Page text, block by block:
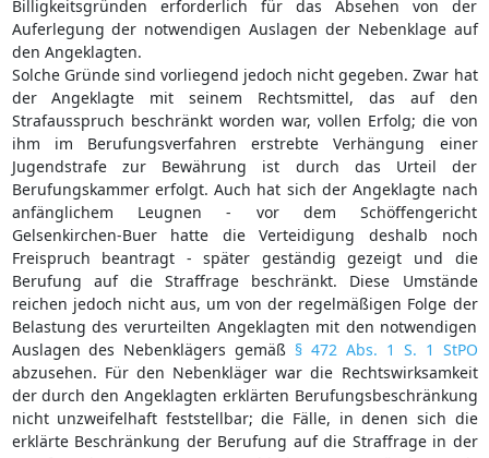
Billigkeitsgründen erforderlich für das Absehen von der
Auferlegung der notwendigen Auslagen der Nebenklage auf
den Angeklagten.
Solche Gründe sind vorliegend jedoch nicht gegeben. Zwar hat
der Angeklagte mit seinem Rechtsmittel, das auf den
Strafausspruch beschränkt worden war, vollen Erfolg; die von
ihm im Berufungsverfahren erstrebte Verhängung einer
Jugendstrafe zur Bewährung ist durch das Urteil der
Berufungskammer erfolgt. Auch hat sich der Angeklagte nach
anfänglichem Leugnen - vor dem Schöffengericht
Gelsenkirchen-Buer hatte die Verteidigung deshalb noch
Freispruch beantragt - später geständig gezeigt und die
Berufung auf die Straffrage beschränkt. Diese Umstände
reichen jedoch nicht aus, um von der regelmäßigen Folge der
Belastung des verurteilten Angeklagten mit den notwendigen
Auslagen des Nebenklägers gemäß § 472 Abs. 1 S. 1 StPO
abzusehen. Für den Nebenkläger war die Rechtswirksamkeit
der durch den Angeklagten erklärten Berufungsbeschränkung
nicht unzweifelhaft feststellbar; die Fälle, in denen sich die
erklärte Beschränkung der Berufung auf die Straffrage in der